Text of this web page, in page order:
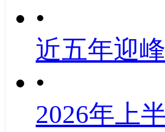
•
近五年迎
•
2026年上